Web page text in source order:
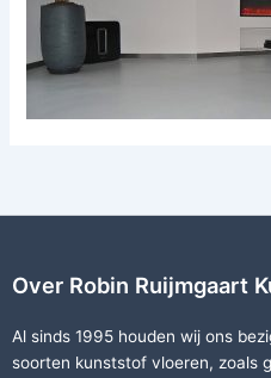
Over Robin Ruijmgaart
Al sinds 1995 houden wij ons
soorten kunststof vloeren, zoals